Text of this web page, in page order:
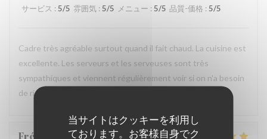
当サイトはクッキーを利用し
ております。お客様自身でク
サービス : 5/5 雰囲気 : 5/5 メニュー : 5/5 品質-価格 : 5/5
Cadre très agréable surtout quand il fait chaud. La cuisine est
excellente. Les serveurs et les serveuses sont très
sympathiques et viennent régulièrement voir si on n'a besoin
de rien. On se sent bien dans ce restaurant.
FrédériqueA